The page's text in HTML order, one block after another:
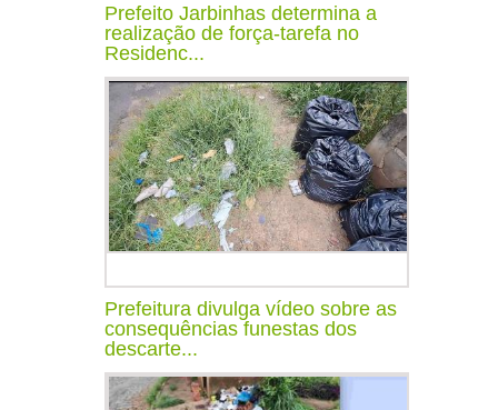
Prefeito Jarbinhas determina a
realização de força-tarefa no
Residenc...
Prefeitura divulga vídeo sobre as
consequências funestas dos
descarte...